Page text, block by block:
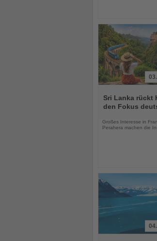
Sie
die
Sri Lanka rückt
den Fokus
Großes Interesse in
Perahera machen die